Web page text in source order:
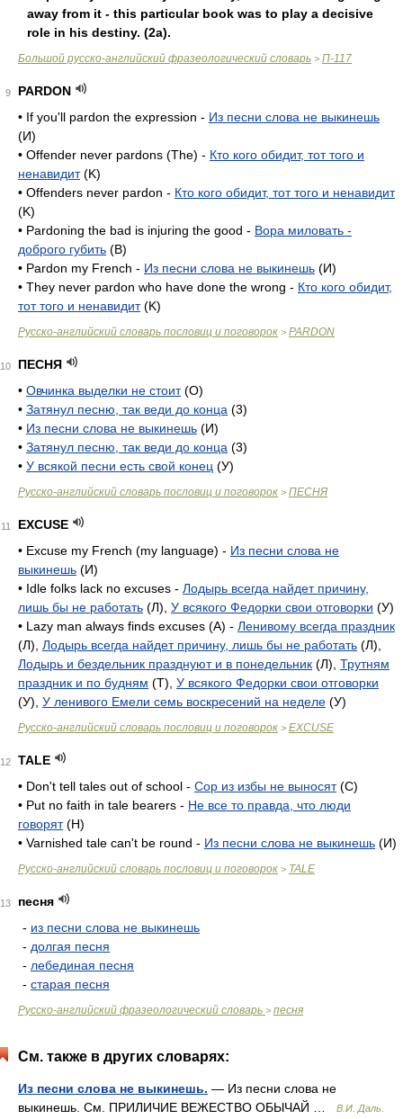
away from it - this particular book was to play a decisive
role in his destiny. (2a).
Большой русско-английский фразеологический словарь > П-117
9
PARDON
• If you'll pardon the expression - Из песни слова не выкинешь
(И)
• Offender never pardons (The) - Кто кого обидит, тот того и
ненавидит(K)
• Offenders never pardon - Кто кого обидит, тот того и ненавидит
(K)
• Pardoning the bad is injuring the good - Вора миловать -
доброго губить (B)
• Pardon my French - Из песни слова не выкинешь (И)
• They never pardon who have done the wrong - Кто кого обидит,
тот того и ненавидит(K)
Русско-английский словарь пословиц и поговорок > PARDON
10
ПЕСНЯ
• Овчинка выделки не стоит(О)
• Затянул песню, так веди до конца (3)
• Из песни слова не выкинешь (И)
• Затянул песню, так веди до конца (3)
• У всякой песни есть свой конец (У)
Русско-английский словарь пословиц и поговорок > ПЕСНЯ
11
EXCUSE
• Excuse my French (my language) - Из песни слова не
выкинешь (И)
• Idle folks lack no excuses - Лодырь всегда найдет причину,
лишь бы не работать (Л), У всякого Федорки свои отговорки (У)
• Lazy man always finds excuses (A) - Ленивому всегда праздник
(Л), Лодырь всегда найдет причину, лишь бы не работать (Л),
Лодырь и бездельник празднуют и в понедельник (Л), Трутням
праздник и по будням (T), У всякого Федорки свои отговорки
(У), У ленивого Емели семь воскресений на неделе (У)
Русско-английский словарь пословиц и поговорок > EXCUSE
12
TALE
• Don't tell tales out of school - Сор из избы не выносят(C)
• Put no faith in tale bearers - Не все то правда, что люди
говорят(H)
• Varnished tale can't be round - Из песни слова не выкинешь (И)
Русско-английский словарь пословиц и поговорок > TALE
13
песня
- из песни слова не выкинешь
- долгая песня
- лебединая песня
- старая песня
Русско-английский фразеологический словарь > песня
См. также в других словарях:
Из песни слова не выкинешь. — Из песни слова не
выкинешь. См. ПРИЛИЧИЕ ВЕЖЕСТВО ОБЫЧАЙ …
В.И. Даль.